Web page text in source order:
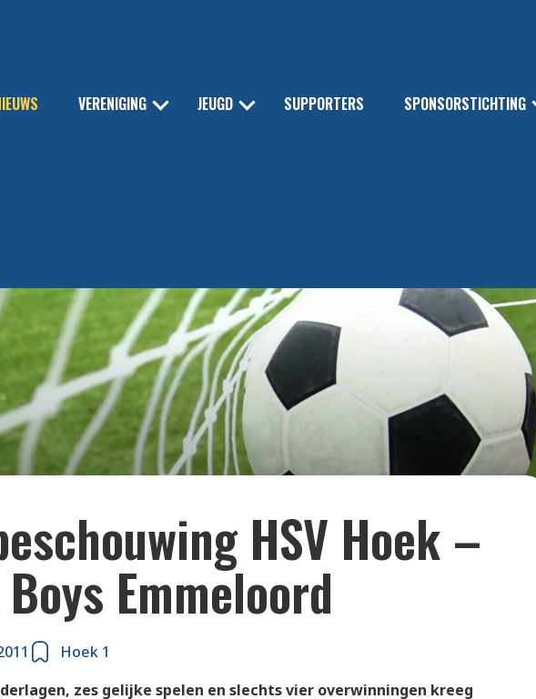
VERENIGING JEUGD SUPPORTERS SPONSORSTICHTING
Bekijk alle foto's
HSV Hoek –
Emmeloord
Hoek 1
zes gelijke spelen en slechts vier overwinningen kreeg